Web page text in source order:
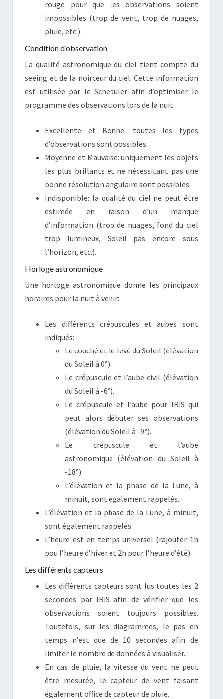
rouge pour que les observations soient
impossibles (trop de vent, trop de nuages,
pluie, etc.).
Condition d’observation
La qualité astronomique du ciel tient compte du
seeing et de la noirceur du ciel. Cette information
est utilisée par le Scheduler afin d’optimiser le
programme des observations lors de la nuit:
Excellente et Bonne: toutes les types
d’observations sont possibles.
Moyenne et Mauvaise: uniquement les objets
les plus brillants et ne nécessitant pas une
bonne résolution angulaire sont possibles.
Indisponible: la qualité du ciel ne peut être
estimée en raison d’un manque
d’information (trop de nuages, fond du ciel
trop lumineux, Soleil pas encore sous
l’horizon, etc.).
Horloge astronomique
Une horloge astronomique donne les principaux
horaires pour la nuit à venir:
Les différents crépuscules et aubes sont
indiqués:
Le couché et le levé du Soleil (élévation
du Soleil à 0°).
Le crépuscule et l’aube civil (élévation
du Soleil à -6°).
Le crépuscule et l’aube pour IRiS qui
peut alors débuter ses observations
(élévation du Soleil à -9°).
Le crépuscule et l’aube
astronomique (élévation du Soleil à
-18°).
L’élévation et la phase de la Lune, à
minuit, sont également rappelés.
L’élévation et la phase de la Lune, à minuit,
sont également rappelés.
L’heure est en temps universel (rajouter 1h
pou l’heure d’hiver et 2h pour l’heure d’été).
Les différents capteurs
Les différents capteurs sont lus toutes les 2
secondes par IRiS afin de vérifier que les
observations soient toujours possibles.
Toutefois, sur les diagrammes, le pas en
temps n’est que de 10 secondes afin de
limiter le nombre de données à visualiser.
En cas de pluie, la vitesse du vent ne peut
être mesurée, le capteur de vent faisant
également office de capteur de pluie.